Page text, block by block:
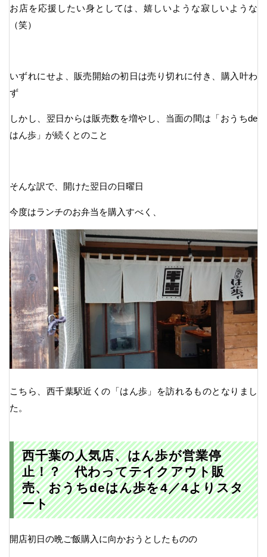
お店を応援したい身としては、嬉しいような寂しいような
（笑）
いずれにせよ、販売開始の初日は売り切れに付き、購入叶わ
ず
しかし、翌日からは販売数を増やし、当面の間は「おうちde
はん歩」が続くとのこと
そんな訳で、開けた翌日の日曜日
今度はランチのお弁当を購入すべく、
こちら、西千葉駅近くの「はん歩」を訪れるものとなりまし
た。
西千葉の人気店、はん歩が営業停
止！？ 代わってテイクアウト販
売、おうちdeはん歩を4／4よりスタ
ート
開店初日の晩ご飯購入に向かおうとしたものの